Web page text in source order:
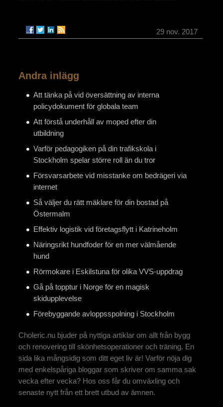
29 nov. 2017
Andra inlägg
Att tänka på vid översättning av interna
policydokument för globala team
Att förstå underhåll av moped efter din
utbildning
Varför pedagogiken på din trafikskola i
Stockholm spelar större roll än du tror
Försvarsarbete vid misstanke om bedrägeri via
internet
Så väljer du rätt mäklare för din bostad på
Östermalm
Effektiv logistik vid företagsflytt i Katrineholm
Näringsrikt hundfoder för en mer välmående
hund
Rörmokare i Eskilstuna för olika VVS-uppdrag
Gå på topptur i Norge för en magisk
skidupplevelse
Förebyggande avloppsspolning i Stockholm
Choleric.nu bjuder på nyttiga artiklar om allt från bygg
och renovering till skönhetsoperationer och träning. En
sida lika mångsidig som ditt eget liv är! Varför nöja dig
med enkelspåriga bloggar som skriver om samma sak
vecka efter vecka? Hos oss får du omväxling och
senaste nytt från ett brett utbud av ämnen.